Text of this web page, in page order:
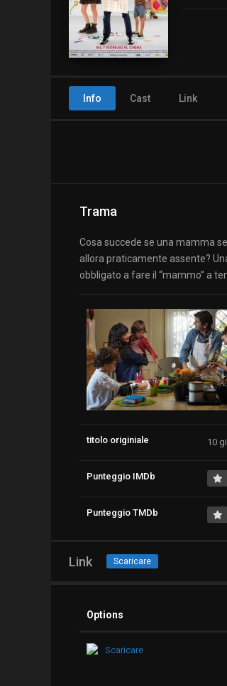
Info Cast Link
Trama
Cosa succede se una mamma
allora praticamente assente?
obbligato a fare il “mammo” a
titolo originiale 10
Punteggio IMDb
Punteggio TMDb
Link Scaricare
Options
Scaricare